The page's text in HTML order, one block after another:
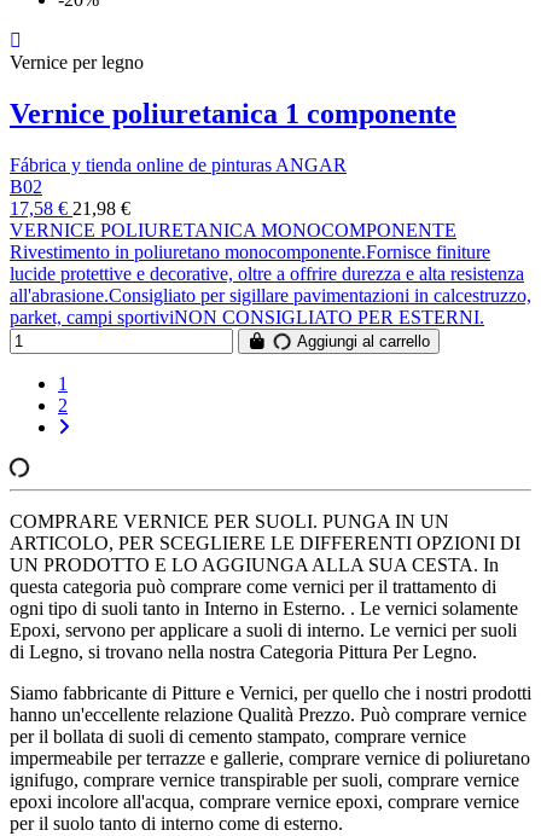
Vernice per legno
Vernice poliuretanica 1 componente
Fábrica y tienda online de pinturas ANGAR
B02
17,58 € 21,98 €
VERNICE POLIURETANICA MONOCOMPONENTE
Rivestimento in poliuretano monocomponente.Fornisce finiture
lucide protettive e decorative, oltre a offrire durezza e alta resistenza
all'abrasione.Consigliato per sigillare pavimentazioni in calcestruzzo,
parket, campi sportiviNON CONSIGLIATO PER ESTERNI.
Aggiungi al carrello
1
2
COMPRARE VERNICE PER SUOLI. PUNGA IN UN
ARTICOLO, PER SCEGLIERE LE DIFFERENTI OPZIONI DI
UN PRODOTTO E LO AGGIUNGA ALLA SUA CESTA. In
questa categoria può comprare come vernici per il trattamento di
ogni tipo di suoli tanto in Interno in Esterno. . Le vernici solamente
Epoxi, servono per applicare a suoli di interno. Le vernici per suoli
di Legno, si trovano nella nostra Categoria Pittura Per Legno.
Siamo fabbricante di Pitture e Vernici, per quello che i nostri prodotti
hanno un'eccellente relazione Qualità Prezzo. Può comprare vernice
per il bollata di suoli di cemento stampato, comprare vernice
impermeabile per terrazze e gallerie, comprare vernice di poliuretano
ignifugo, comprare vernice transpirable per suoli, comprare vernice
epoxi incolore all'acqua, comprare vernice epoxi, comprare vernice
per il suolo tanto di interno come di esterno.